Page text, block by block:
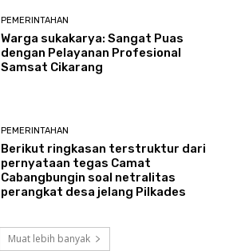
PEMERINTAHAN
Warga sukakarya: Sangat Puas
dengan Pelayanan Profesional
Samsat Cikarang
PEMERINTAHAN
Berikut ringkasan terstruktur dari
pernyataan tegas Camat
Cabangbungin soal netralitas
perangkat desa jelang Pilkades
Muat lebih banyak